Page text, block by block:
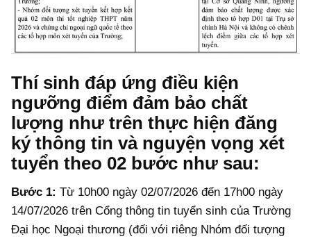
Thí sinh đáp ứng điều kiện
ngưỡng điểm đảm bảo chất
lượng như trên thực hiện đăng
ký thông tin và nguyện vọng xét
tuyển theo 02 bước như sau:
Bước 1: Từ 10h00 ngày 02/07/2026 đến 17h00 ngày
14/07/2026 trên Cổng thông tin tuyển sinh của Trường
Đại học Ngoại thương (đối với riêng Nhóm đối tượng